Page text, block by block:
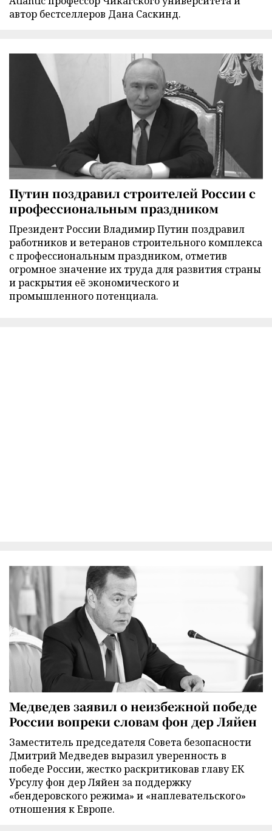
автор бестселлеров Дана Саскинд.
Путин поздравил строителей России с
профессиональным праздником
Президент России Владимир Путин поздравил
работников и ветеранов строительного комплекса
с профессиональным праздником, отметив
огромное значение их труда для развития страны
и раскрытия её экономического и
промышленного потенциала.
Медведев заявил о неизбежной победе
России вопреки словам фон дер Ляйен
Заместитель председателя Совета безопасности
Дмитрий Медведев выразил уверенность в
победе России, жестко раскритиковав главу ЕК
Урсулу фон дер Ляйен за поддержку
«бендеровского режима» и «наплевательского»
отношения к Европе.